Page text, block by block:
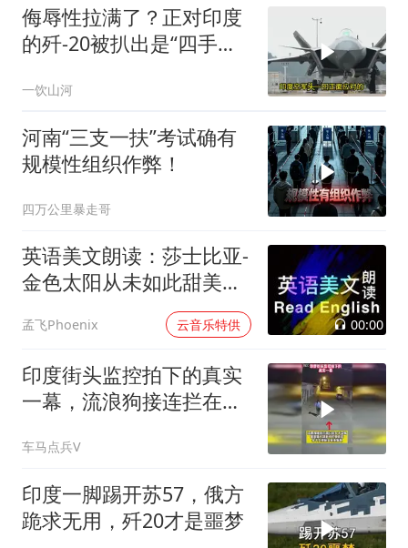
侮辱性拉满了？正对印度
的歼-20被扒出是“四手老
一饮山河
河南“三支一扶”考试确有
规模性组织作弊！
四万公里暴走哥
英语美文朗读：莎士比亚-
金色太阳从未如此甜美吻
孟飞Phoenix 云音乐特供 00:00
印度街头监控拍下的真实
一幕，流浪狗接连拦在女
车马点兵V
印度一脚踢开苏57，俄方
跪求无用，歼20才是噩梦